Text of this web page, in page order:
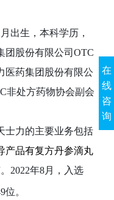
出生，本科学历，
团股份有限公司OTC
医药集团股份有限公
非处方药物协会副会
士力的主要业务包括
产品有复方丹参滴丸
。2022年8月，入选
位。
在
线
咨
询